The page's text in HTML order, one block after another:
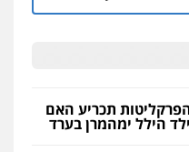
תכריע האם
הילל ימהמרן בערד